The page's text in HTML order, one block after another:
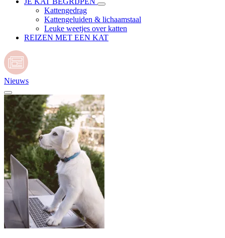
Kattengedrag
Kattengeluiden & lichaamstaal
Leuke weetjes over katten
REIZEN MET EEN KAT
Nieuws